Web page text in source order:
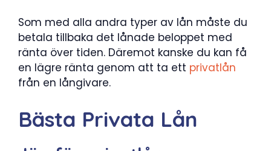
Som med alla andra typer av lån måste du
betala tillbaka det lånade beloppet med
ränta över tiden. Däremot kanske du kan få
en lägre ränta genom att ta ett privatlån
från en långivare.
Bästa Privata Lån